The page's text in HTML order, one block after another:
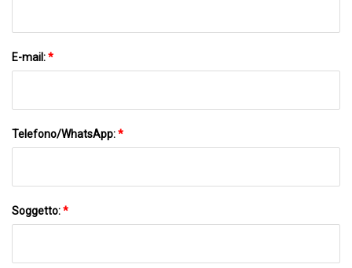
E-mail:*
Telefono/WhatsApp:*
Soggetto:*